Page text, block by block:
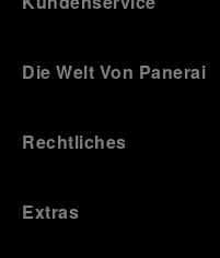
Die Welt Von Panerai
Rechtliches
Extras